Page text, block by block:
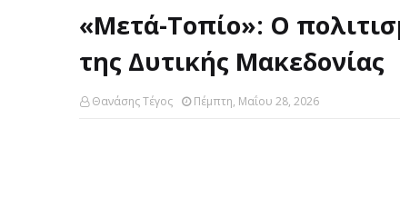
«Μετά-Τοπίο»: Ο
της Δυτικής Μακεδονίας
Θανάσης Τέγος Πέμπτη, Μαΐου 28, 2026